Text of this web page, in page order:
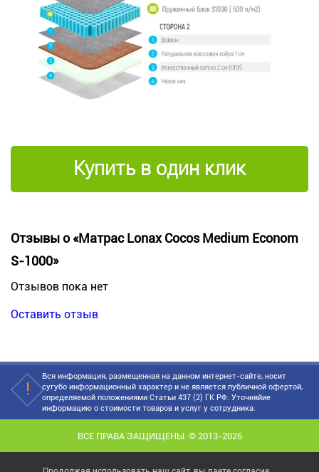
Купить в один клик
Отзывы о «Матрас Lonax Cocos Medium Econom
S-1000»
Отзывов пока нет
Оставить отзыв
Вся информация, размещенная на данном интернет-сайте, носит
сугубо информационный характер и не является публичной офертой,
определяемой положениями Статьи 437 (2) ГК РФ. Уточняйие
информацию о стоимости товаров и услуг у сотрудника.
ВСЕ ПРАВА ЗАЩИЩЕНЫ. © 2013-2026